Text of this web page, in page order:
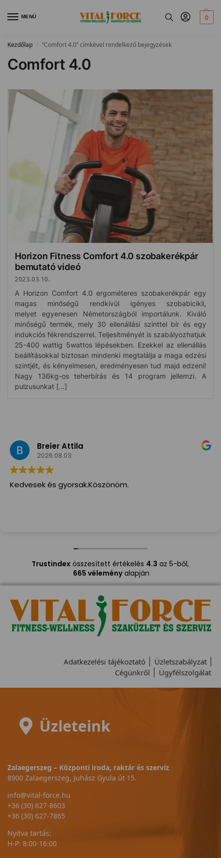
MENÜ 0
Kezdőlap / “Comfort 4.0” címkével rendelkező bejegyzések
Comfort 4.0
Horizon Fitness Comfort 4.0 szobakerékpár
bemutató videó
2023.03.10.
A Horizon Comfort 4.0 ergométeres szobakerékpár egy
magas minőségű rendkívül igényes szobabicikli,
melyet egyenesen Németországból importálunk. Kiváló
minőségű termék, mely 30 ellenállási szinttel bír és egy
indukciós fékrendszerrel. Teljesítményét is szabályozhatjuk
25-400 wattig 5wattos lépésekben. Ezekkel az ellenállás
beállításokkal biztosan mindenki megtalálja a maga edzési
szintjét, és kényelmesen, eredményesen tud majd edzeni!
Nagy 136kg-os teherbírás és 14 program jellemzi. A
pulzusunkat […]
Breier Attila
2026.08.03.
Kedvesek és gyorsak.Köszönöm.
Trustindexösszesített értékelés 4.3 az 5-ből,
665 véleményalapján
Adatkezelési tájékoztató
Üzletszabályzat
Cégünkről
Ügyfélszolgálat
Üzleteink
Zalaegerszeg – Központi iroda, raktár és szerviz
8900 Zalaegerszeg, Juhász Gyula út 15.
info@vital-force.hu
+36 (30) 627-8603
+36 (30) 627-7865
Nyitva tartás:
H-P: 8:00-16:00